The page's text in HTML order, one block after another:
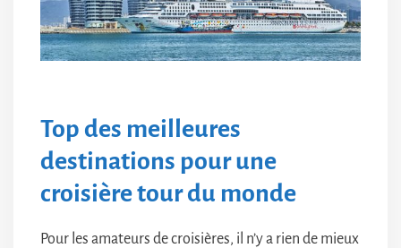
Top des meilleures
destinations pour une
croisière tour du monde
Pour les amateurs de croisières, il n’y a rien de mieux